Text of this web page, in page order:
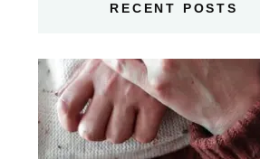
RECENT POSTS